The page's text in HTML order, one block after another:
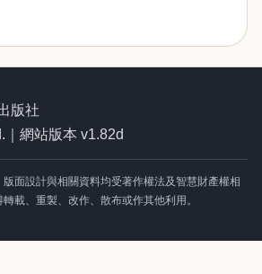
版社
網站版本 v1.82d
面設計與相關資料均受著作權法及智慧財產權相
載、重製、改作、散布或作其他利用。